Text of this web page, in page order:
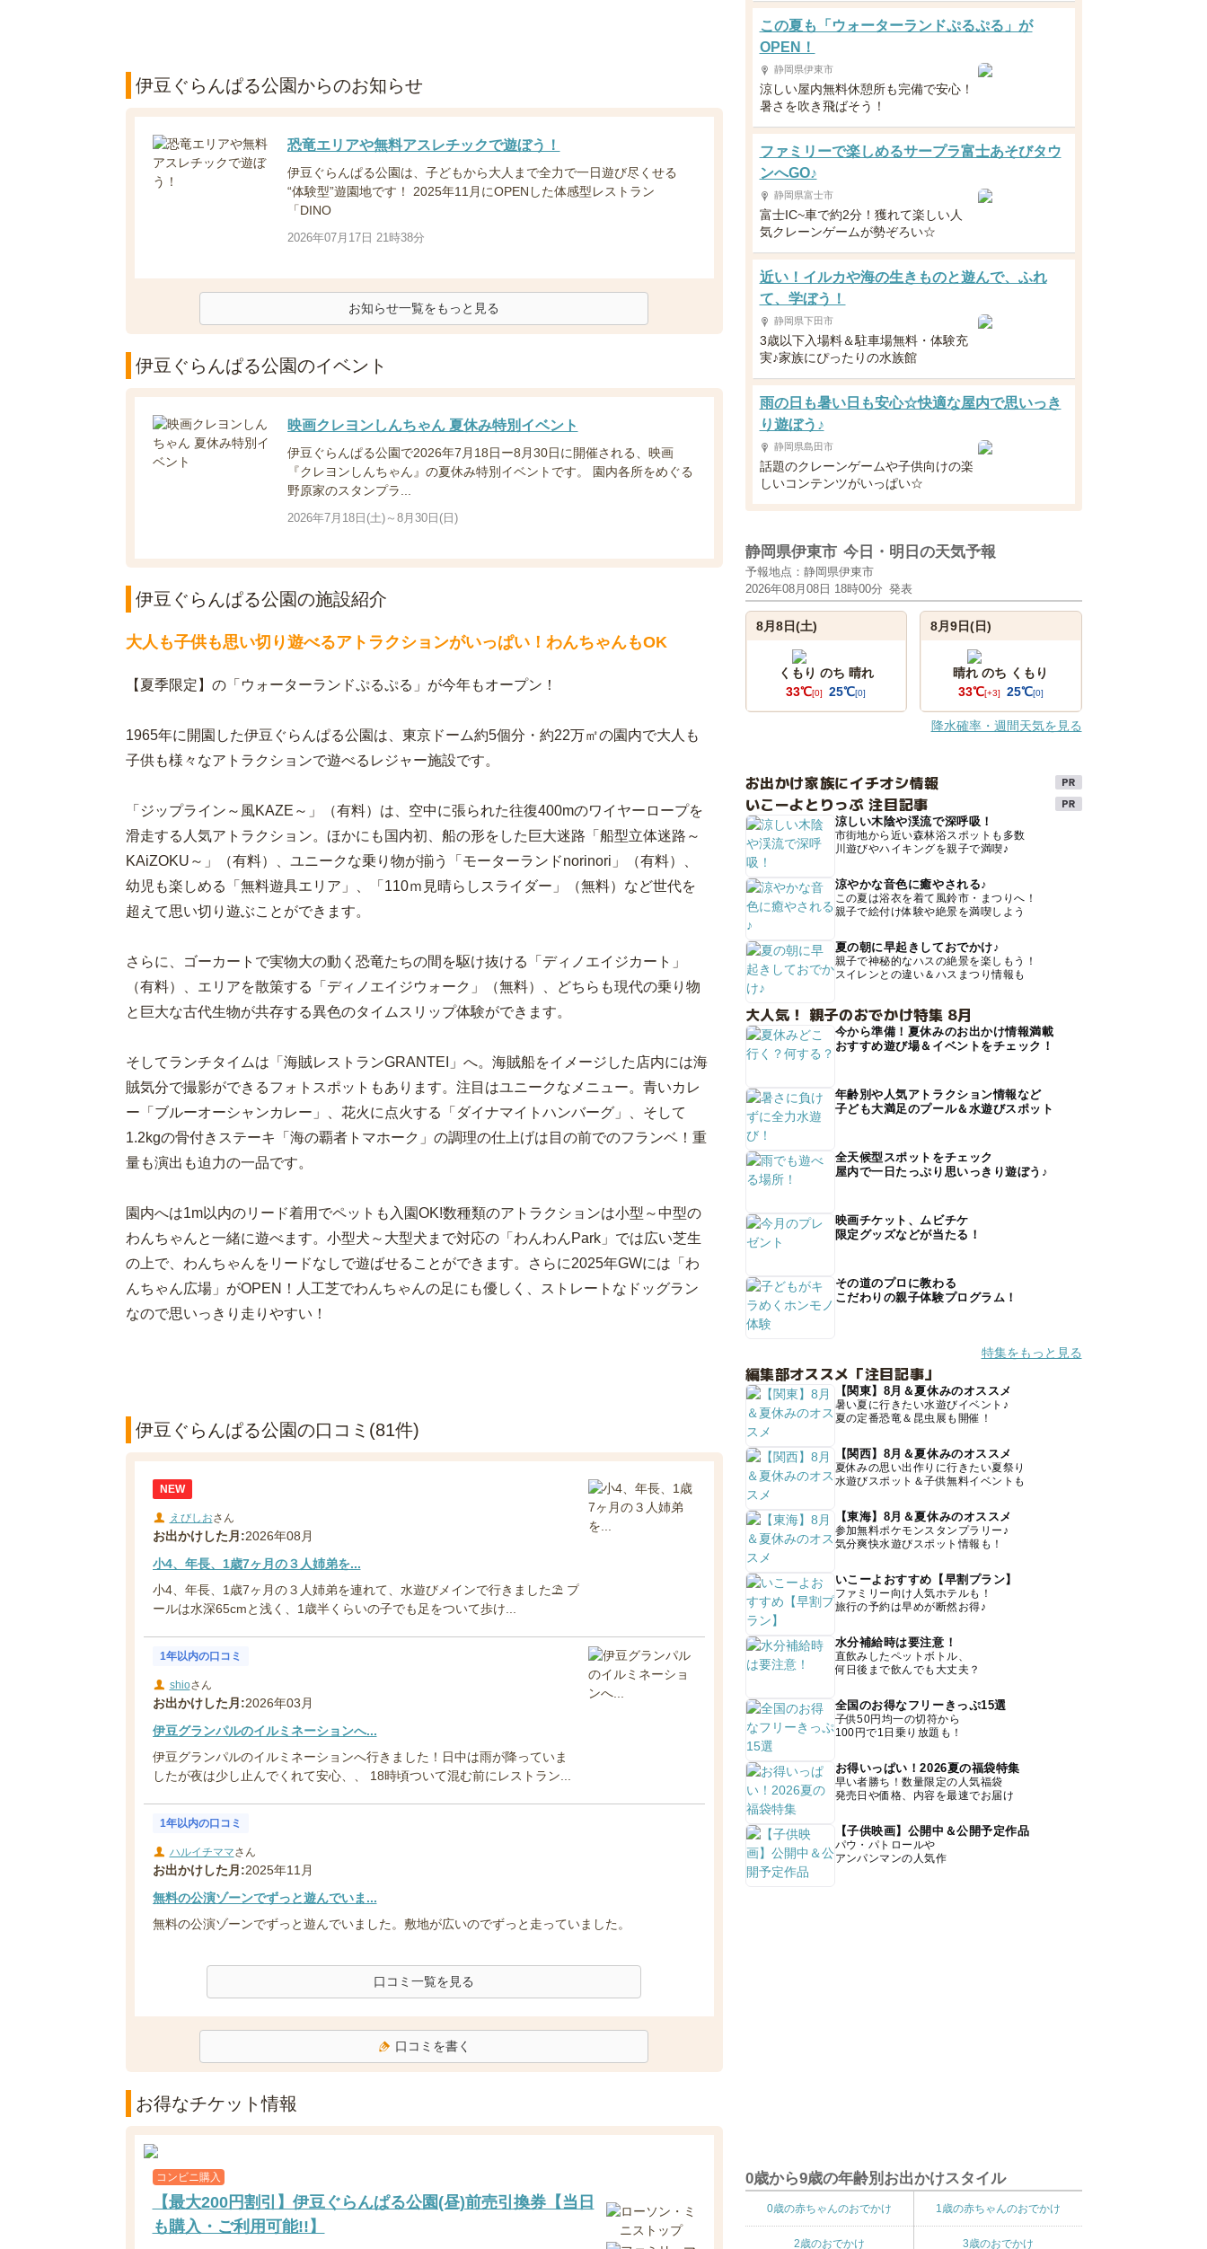
伊豆ぐらんぱる公園からのお知らせ
恐竜エリアや無料アスレチックで遊ぼう！
伊豆ぐらんぱる公園は、子どもから大人まで全力で一日遊び尽くせる
“体験型”遊園地です！ 2025年11月にOPENした体感型レストラン
「DINO
2026年07月17日 21時38分
お知らせ一覧をもっと見る
伊豆ぐらんぱる公園のイベント
映画クレヨンしんちゃん 夏休み特別イベント
伊豆ぐらんぱる公園で2026年7月18日ー8月30日に開催される、映画
『クレヨンしんちゃん』の夏休み特別イベントです。 園内各所をめぐる
野原家のスタンプラ...
2026年7月18日(土)～8月30日(日)
伊豆ぐらんぱる公園の施設紹介
大人も子供も思い切り遊べるアトラクションがいっぱい！わんちゃんもOK
【夏季限定】の「ウォーターランドぷるぷる」が今年もオープン！
1965年に開園した伊豆ぐらんぱる公園は、東京ドーム約5個分・約22万㎡の園内で大人も
子供も様々なアトラクションで遊べるレジャー施設です。
「ジップライン～風KAZE～」（有料）は、空中に張られた往復400mのワイヤーロープを
滑走する人気アトラクション。ほかにも国内初、船の形をした巨大迷路「船型立体迷路～
KAiZOKU～」（有料）、ユニークな乗り物が揃う「モーターランドnorinori」（有料）、
幼児も楽しめる「無料遊具エリア」、「110ｍ見晴らしスライダー」（無料）など世代を
超えて思い切り遊ぶことができます。
さらに、ゴーカートで実物大の動く恐竜たちの間を駆け抜ける「ディノエイジカート」
（有料）、エリアを散策する「ディノエイジウォーク」（無料）、どちらも現代の乗り物
と巨大な古代生物が共存する異色のタイムスリップ体験ができます。
そしてランチタイムは「海賊レストランGRANTEI」へ。海賊船をイメージした店内には海
賊気分で撮影ができるフォトスポットもあります。注目はユニークなメニュー。青いカレ
ー「ブルーオーシャンカレー」、花火に点火する「ダイナマイトハンバーグ」、そして
1.2kgの骨付きステーキ「海の覇者トマホーク」の調理の仕上げは目の前でのフランベ！重
量も演出も迫力の一品です。
園内へは1m以内のリード着用でペットも入園OK!数種類のアトラクションは小型～中型の
わんちゃんと一緒に遊べます。小型犬～大型犬まで対応の「わんわんPark」では広い芝生
の上で、わんちゃんをリードなしで遊ばせることができます。さらに2025年GWには「わ
んちゃん広場」がOPEN！人工芝でわんちゃんの足にも優しく、ストレートなドッグラン
なので思いっきり走りやすい！
伊豆ぐらんぱる公園の口コミ(81件)
NEW
えびしおさん
お出かけした月:2026年08月
小4、年長、1歳7ヶ月の３人姉弟を...
小4、年長、1歳7ヶ月の３人姉弟を連れて、水遊びメインで行きました⛱️ プ
ールは水深65cmと浅く、1歳半くらいの子でも足をついて歩け...
1年以内の口コミ
shioさん
お出かけした月:2026年03月
伊豆グランパルのイルミネーションへ...
伊豆グランパルのイルミネーションへ行きました！日中は雨が降っていま
したが夜は少し止んでくれて安心、、 18時頃ついて混む前にレストラン...
1年以内の口コミ
ハルイチママさん
お出かけした月:2025年11月
無料の公演ゾーンでずっと遊んでいま...
無料の公演ゾーンでずっと遊んでいました。敷地が広いのでずっと走っていました。
口コミ一覧を見る
口コミを書く
お得なチケット情報
コンビニ購入
【最大200円割引】伊豆ぐらんぱる公園(昼)前売引換券【当日
も購入・ご利用可能!!】
この夏も「ウォーターランドぷるぷる」が
OPEN！
静岡県伊東市
涼しい屋内無料休憩所も完備で安心！
暑さを吹き飛ばそう！
ファミリーで楽しめるサープラ富士あそびタウ
ンへGO♪
静岡県富士市
富士IC~車で約2分！獲れて楽しい人
気クレーンゲームが勢ぞろい☆
近い！イルカや海の生きものと遊んで、ふれ
て、学ぼう！
静岡県下田市
3歳以下入場料＆駐車場無料・体験充
実♪家族にぴったりの水族館
雨の日も暑い日も安心☆快適な屋内で思いっき
り遊ぼう♪
静岡県島田市
話題のクレーンゲームや子供向けの楽
しいコンテンツがいっぱい☆
静岡県伊東市 今日・明日の天気予報
予報地点：静岡県伊東市
2026年08月08日 18時00分 発表
8月8日(土)
くもり のち 晴れ
33℃[0] 25℃[0]
8月9日(日)
晴れ のち くもり
33℃[+3] 25℃[0]
降水確率・週間天気を見る
お出かけ家族にイチオシ情報
いこーよとりっぷ 注目記事
涼しい木陰や渓流で深呼吸！
市街地から近い森林浴スポットも多数
川遊びやハイキングを親子で満喫♪
涼やかな音色に癒やされる♪
この夏は浴衣を着て風鈴市・まつりへ！
親子で絵付け体験や絶景を満喫しよう
夏の朝に早起きしておでかけ♪
親子で神秘的なハスの絶景を楽しもう！
スイレンとの違い＆ハスまつり情報も
大人気！ 親子のおでかけ特集 8月
今から準備！夏休みのお出かけ情報満載
おすすめ遊び場＆イベントをチェック！
年齢別や人気アトラクション情報など
子ども大満足のプール＆水遊びスポット
全天候型スポットをチェック
屋内で一日たっぷり思いっきり遊ぼう♪
映画チケット、ムビチケ
限定グッズなどが当たる！
その道のプロに教わる
こだわりの親子体験プログラム！
特集をもっと見る
編集部オススメ「注目記事」
【関東】8月＆夏休みのオススメ
暑い夏に行きたい水遊びイベント♪
夏の定番恐竜＆昆虫展も開催！
【関西】8月＆夏休みのオススメ
夏休みの思い出作りに行きたい夏祭り
水遊びスポット＆子供無料イベントも
【東海】8月＆夏休みのオススメ
参加無料ポケモンスタンプラリー♪
気分爽快水遊びスポット情報も！
いこーよおすすめ【早割プラン】
ファミリー向け人気ホテルも！
旅行の予約は早めが断然お得♪
水分補給時は要注意！
直飲みしたペットボトル、
何日後まで飲んでも大丈夫？
全国のお得なフリーきっぷ15選
子供50円均一の切符から
100円で1日乗り放題も！
お得いっぱい！2026夏の福袋特集
早い者勝ち！数量限定の人気福袋
発売日や価格、内容を最速でお届け
【子供映画】公開中＆公開予定作品
パウ・パトロールや
アンパンマンの人気作
0歳から9歳の年齢別お出かけスタイル
0歳の赤ちゃんのおでかけ 1歳の赤ちゃんのおでかけ
2歳のおでかけ 3歳のおでかけ